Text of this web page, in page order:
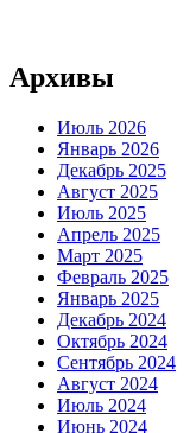
Архивы
Июль 2026
Январь 2026
Декабрь 2025
Август 2025
Июль 2025
Апрель 2025
Март 2025
Февраль 2025
Январь 2025
Декабрь 2024
Октябрь 2024
Сентябрь 2024
Август 2024
Июль 2024
Июнь 2024